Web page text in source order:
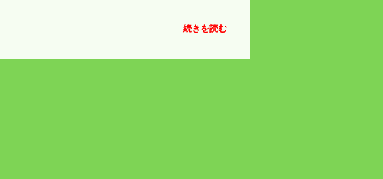
残り3haある。 途中交流戦のマツダスタジアムに行って
続きを読む